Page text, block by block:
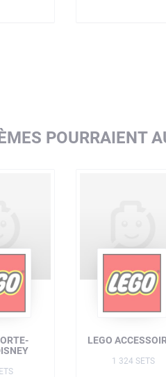
POURRAIENT
LEGO
1 324 SETS